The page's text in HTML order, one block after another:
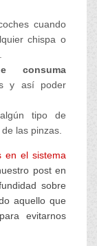
cuando
chispa o
consuma
y así poder
tipo de
las pinzas.
en el sistema
post en
sobre
aquello que
evitarnos